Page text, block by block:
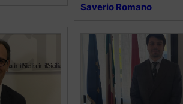
Saverio Romano